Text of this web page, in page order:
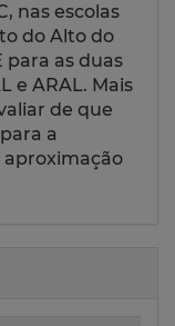
nas escolas
do Alto do
para as duas
e ARAL. Mais
de que
a
aproximação